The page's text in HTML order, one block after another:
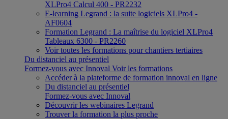
XLPro4 Calcul 400 - PR2232
E-learning Legrand : la suite logiciels XLPro4 -
AF0604
Formation Legrand : La maîtrise du logiciel XLPro4
Tableaux 6300 - PR2260
Voir toutes les formations pour chantiers tertiaires
Du distanciel au présentiel
Formez-vous avec Innoval Voir les formations
Accéder à la plateforme de formation innoval en ligne
Du distanciel au présentiel
Formez-vous avec Innoval
Découvrir les webinaires Legrand
Trouver la formation la plus proche